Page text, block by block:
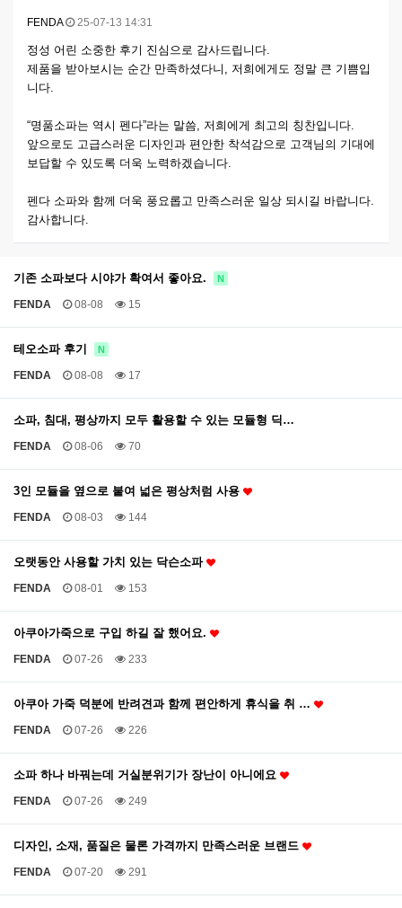
FENDA 25-07-13 14:31
정성 어린 소중한 후기 진심으로 감사드립니다.
제품을 받아보시는 순간 만족하셨다니, 저희에게도 정말 큰 기쁨입
니다.
“명품소파는 역시 펜다”라는 말씀, 저희에게 최고의 칭찬입니다.
앞으로도 고급스러운 디자인과 편안한 착석감으로 고객님의 기대에
보답할 수 있도록 더욱 노력하겠습니다.
펜다 소파와 함께 더욱 풍요롭고 만족스러운 일상 되시길 바랍니다.
감사합니다.
기존 소파보다 시야가 확여서 좋아요. N
FENDA 08-08 15
테오소파 후기 N
FENDA 08-08 17
소파, 침대, 평상까지 모두 활용할 수 있는 모듈형 딕…
FENDA 08-06 70
3인 모듈을 옆으로 붙여 넓은 평상처럼 사용
FENDA 08-03 144
오랫동안 사용할 가치 있는 닥슨소파
FENDA 08-01 153
아쿠아가죽으로 구입 하길 잘 했어요.
FENDA 07-26 233
아쿠아 가죽 덕분에 반려견과 함께 편안하게 휴식을 취 …
FENDA 07-26 226
소파 하나 바꿔는데 거실분위기가 장난이 아니에요
FENDA 07-26 249
디자인, 소재, 품질은 물론 가격까지 만족스러운 브랜드
FENDA 07-20 291